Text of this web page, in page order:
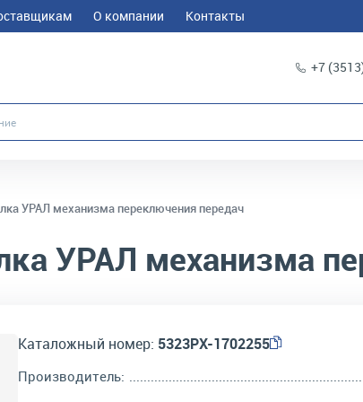
О компании Контакты
+7
УРАЛ механизма переключения передач
УРАЛ механизма
Каталожный номер: 5323РХ-1702255
Производитель: